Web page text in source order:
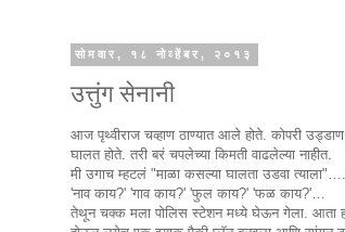
सोमवार, १८ नोव्हेंबर, २०१३
उत्तुंग सेनानी
आज पृथ्वीराज चव्हाण ठाण्यात आले होते. कोपरी उड्डाण
घालत होते. तरी बरं चपलेच्या किमती वाढलेल्या नाहीत.
मी उगाच म्हटलं "माळा कसल्या घालता उडवा
'नाव काय?' 'गाव काय?' 'फुल काय?' 'फळ काय?'…
तेथून चक्क मला पोलिस स्टेशन मध्ये घेऊन गेला. आता